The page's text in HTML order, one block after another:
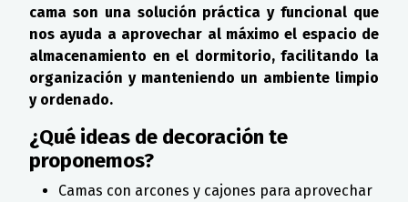
cama son una solución práctica y funcional que
nos ayuda a aprovechar al máximo el espacio de
almacenamiento en el dormitorio, facilitando la
organización y manteniendo un ambiente limpio
y ordenado.
¿Qué ideas de decoración te
proponemos?
Camas con arcones y cajones para aprovechar